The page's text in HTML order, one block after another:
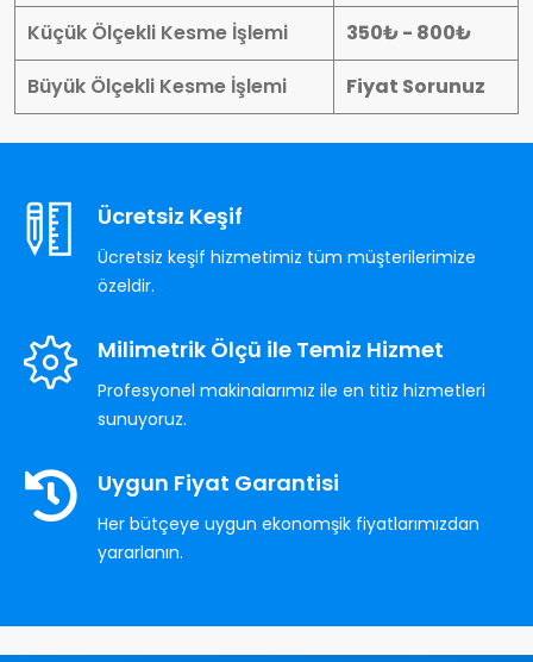
Küçük Ölçekli Kesme İşlemi
350₺ - 800₺
Büyük Ölçekli Kesme İşlemi
Fiyat Sorunuz
Ücretsiz Keşif
Ücretsiz keşif hizmetimiz tüm müşterilerimize
özeldir.
Milimetrik Ölçü ile Temiz Hizmet
Profesyonel makinalarımız ile en titiz hizmetleri
sunuyoruz.
Uygun Fiyat Garantisi
Her bütçeye uygun ekonomşik fiyatlarımızdan
yararlanın.